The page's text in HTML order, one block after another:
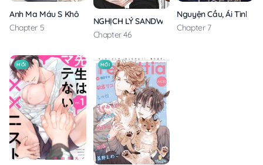
Anh Ma Máu S Không Cho Tôi Ngủ Yên
Chapter 5
NGHỊCH LÝ SANDWICH
Chapter 46
Nguyện Cầu, Ái Tình,
Chapter 7
MỚI MỚI